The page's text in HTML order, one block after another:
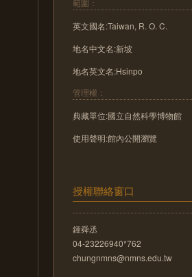
英文國名:Taiwan, R. O. C.
地名中文名:新坡
地名英文名:Hsinpo
管理權：
典藏單位:國立自然科學博物館
使用聲明:館內公開瀏覽
授權聯絡窗口
鍾舜丞
04-23226940*762
chungnmns@nmns.edu.tw